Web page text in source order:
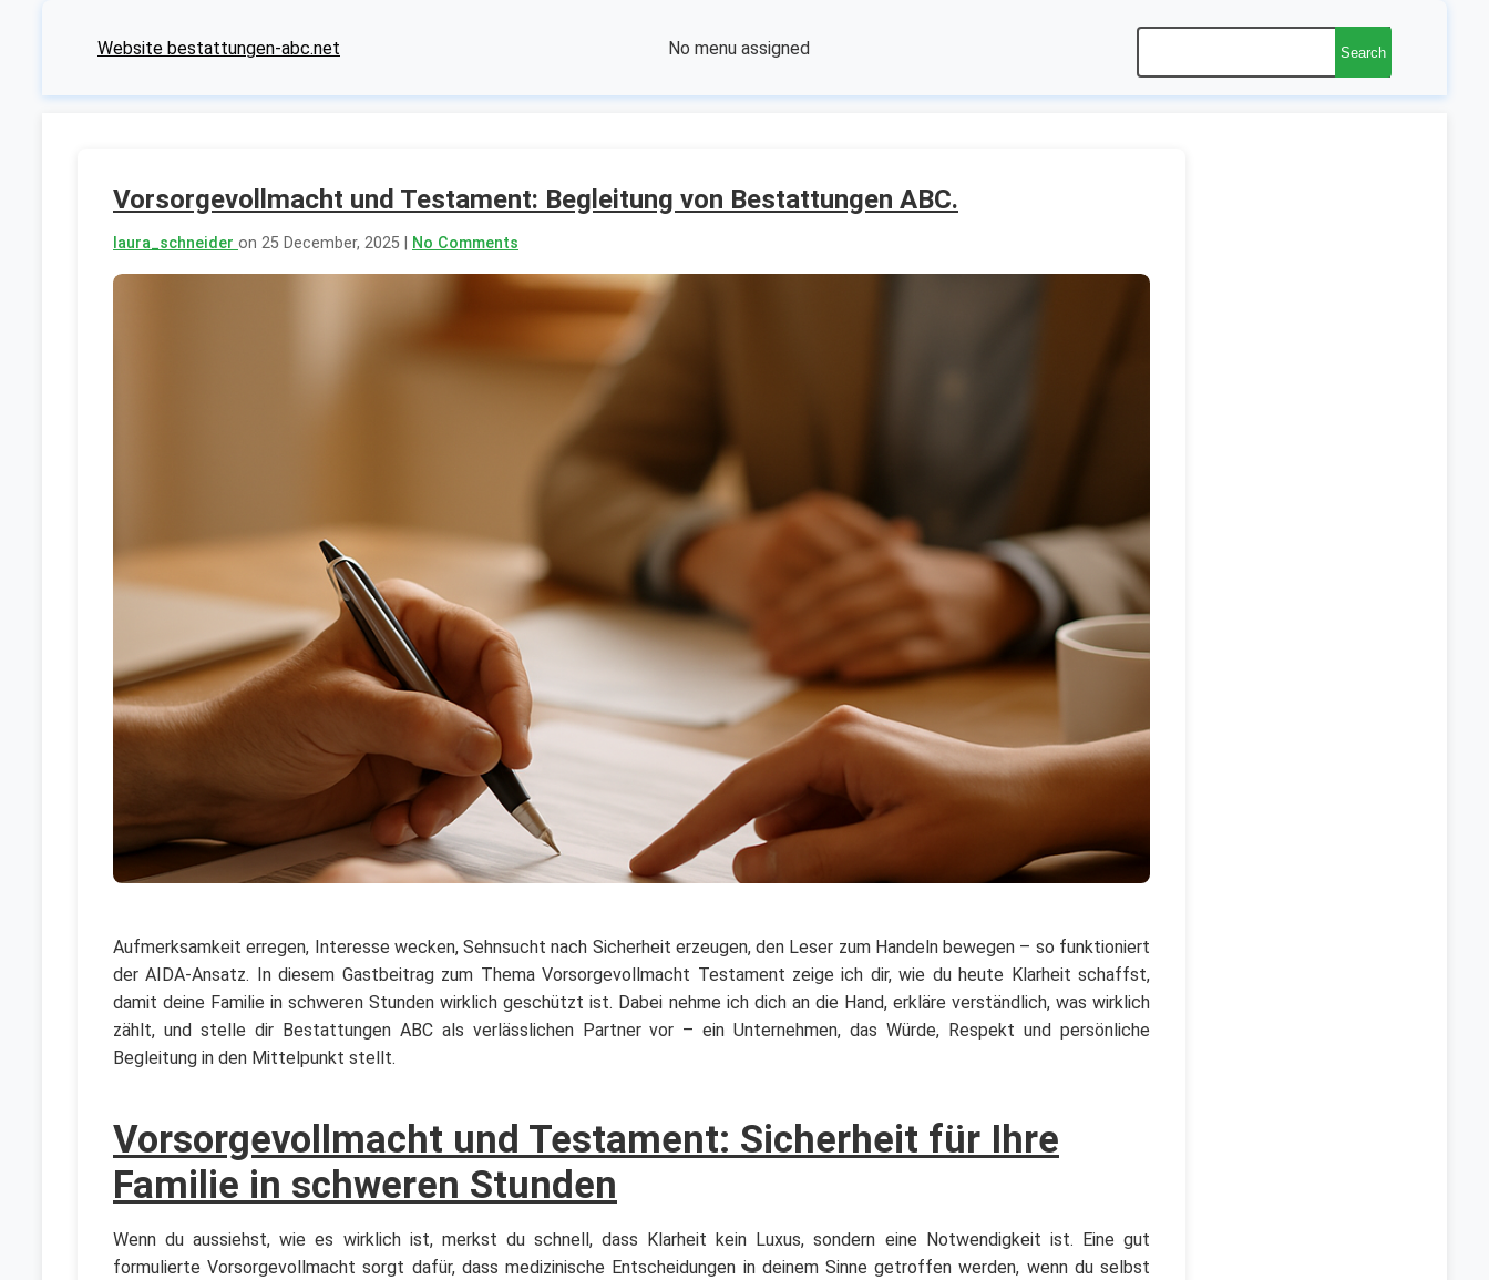
Website bestattungen-abc.net No menu assigned Search
Vorsorgevollmacht und Testament: Begleitung von Bestattungen ABC.
laura_schneider on 25 December, 2025 | No Comments
Aufmerksamkeit erregen, Interesse wecken, Sehnsucht nach Sicherheit erzeugen, den Leser zum Handeln bewegen – so funktioniert
der AIDA-Ansatz. In diesem Gastbeitrag zum Thema Vorsorgevollmacht Testament zeige ich dir, wie du heute Klarheit schaffst,
damit deine Familie in schweren Stunden wirklich geschützt ist. Dabei nehme ich dich an die Hand, erkläre verständlich, was wirklich
zählt, und stelle dir Bestattungen ABC als verlässlichen Partner vor – ein Unternehmen, das Würde, Respekt und persönliche
Begleitung in den Mittelpunkt stellt.
Vorsorgevollmacht und Testament: Sicherheit für Ihre
Familie in schweren Stunden
Wenn du aussiehst, wie es wirklich ist, merkst du schnell, dass Klarheit kein Luxus, sondern eine Notwendigkeit ist. Eine gut
formulierte Vorsorgevollmacht sorgt dafür, dass medizinische Entscheidungen in deinem Sinne getroffen werden, wenn du selbst